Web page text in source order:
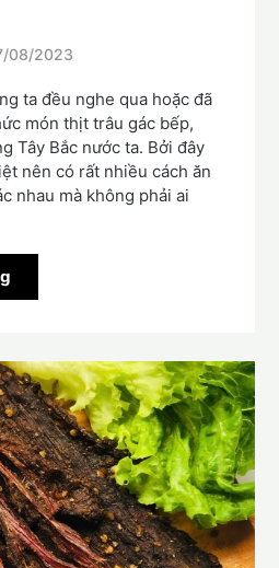
08/2023
ta đều nghe qua hoặc đã
món thịt trâu gác bếp,
Tây Bắc nước ta. Bởi đây
nên có rất nhiều cách ăn
nhau mà không phải ai